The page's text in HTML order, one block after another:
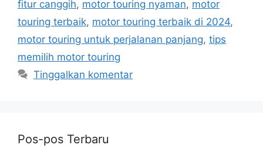
fitur canggih, motor touring nyaman, motor
touring terbaik, motor touring terbaik di 2024,
motor touring untuk perjalanan panjang, tips
memilih motor touring
Tinggalkan komentar
Pos-pos Terbaru